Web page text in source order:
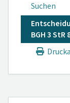
Suchen
BGH 3 StR